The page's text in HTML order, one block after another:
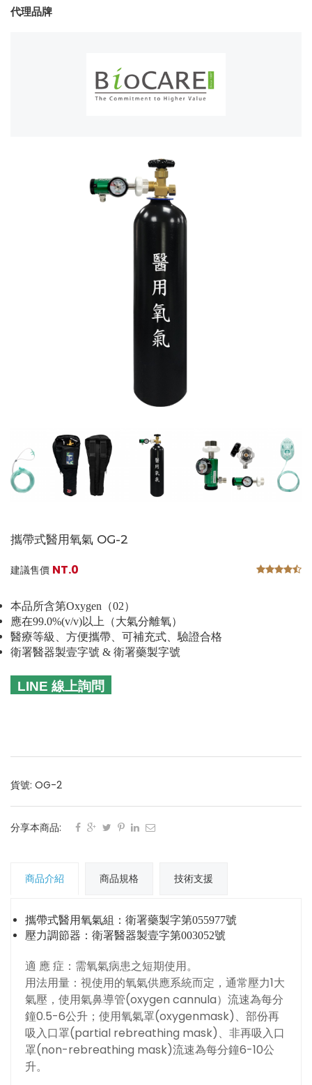
代理品牌
攜帶式醫用氧氣 OG-2
建議售價 NT.0
本品所含第Oxygen（02）
應在99.0%(v/v)以上（大氣分離氧）
醫療等級、方便攜帶、可補充式、驗證合格
衛署醫器製壹字號 & 衛署藥製字號
LINE 線上詢問
貨號: OG-2
分享本商品:
商品介紹 商品規格 技術支援
攜帶式醫用氧氣組：衛署藥製字第055977號
壓力調節器：衛署醫器製壹字第003052號
適 應 症：需氧氣病患之短期使用。
用法用量：視使用的氧氣供應系統而定，通常壓力1大
氣壓，使用氣鼻導管(oxygen cannula）流速為每分
鐘0.5-6公升；使用氧氣罩(oxygenmask)、部份再
吸入口罩(partial rebreathing mask)、非再吸入口
罩(non-rebreathing mask)流速為每分鐘6-10公
升。